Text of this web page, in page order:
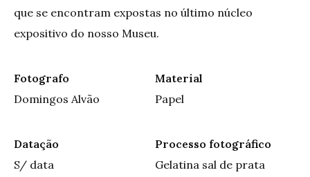
que se encontram expostas no último núcleo
expositivo do nosso Museu.
Fotografo
Domingos Alvão
Material
Papel
Datação
S/ data
Processo fotográfico
Gelatina sal de prata